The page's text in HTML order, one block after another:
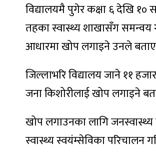
विद्यालयमै पुगेर कक्षा ६ देखि
तहका स्वास्थ्य शाखासँग समन्वय
आधारमा खोप लगाइने उनले
जिल्लाभरि विद्यालय जाने ११
जना किशोरीलाई खोप लगाइने
खोप लगाउनका लागि
स्वास्थ्य स्वयंम्सेविका परिचालन